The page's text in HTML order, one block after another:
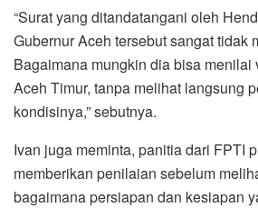
“Surat yang ditandatangani oleh
Gubernur Aceh tersebut sangat tidak
Bagaimana mungkin dia bisa menilai
Aceh Timur, tanpa melihat langsung
kondisinya,” sebutnya.
Ivan juga meminta, panitia dari FPTI
memberikan penilaian sebelum
bagaimana persiapan dan kesiapan